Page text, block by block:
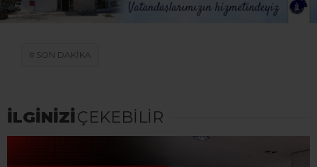
SON DAKİKA
İLGİNİZİÇEKEBİLİR